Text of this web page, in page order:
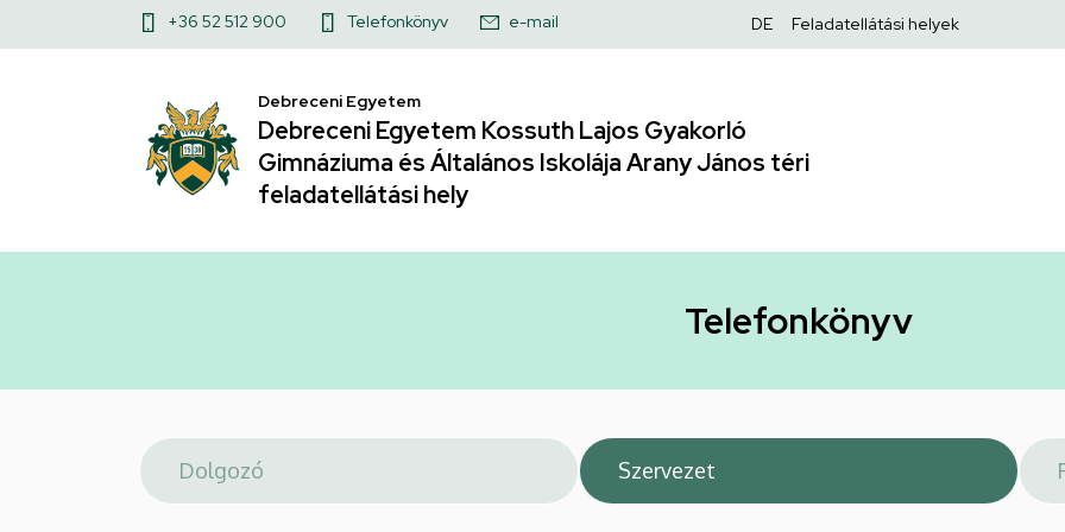
Telefonkönyv
Debreceni
Egyetem
Kossuth
Gimnáziuma
Általános
a
Felső
menü
+36 52 512 900 Telefonkönyv e-mail
Felső
DE Feladatellátási helyek
Debreceni Egyetem
Debreceni Egyetem Kossuth Lajos Gyakorló
Gimnáziuma és Általános Iskolája Arany János téri
feladatellátási hely
Telefonkönyv